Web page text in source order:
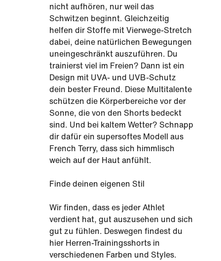
nicht aufhören, nur weil das
Schwitzen beginnt. Gleichzeitig
helfen dir Stoffe mit Vierwege-Stretch
dabei, deine natürlichen Bewegungen
uneingeschränkt auszuführen. Du
trainierst viel im Freien? Dann ist ein
Design mit UVA- und UVB-Schutz
dein bester Freund. Diese Multitalente
schützen die Körperbereiche vor der
Sonne, die von den Shorts bedeckt
sind. Und bei kaltem Wetter? Schnapp
dir dafür ein supersoftes Modell aus
French Terry, dass sich himmlisch
weich auf der Haut anfühlt.
Finde deinen eigenen Stil
Wir finden, dass es jeder Athlet
verdient hat, gut auszusehen und sich
gut zu fühlen. Deswegen findest du
hier Herren-Trainingsshorts in
verschiedenen Farben und Styles.